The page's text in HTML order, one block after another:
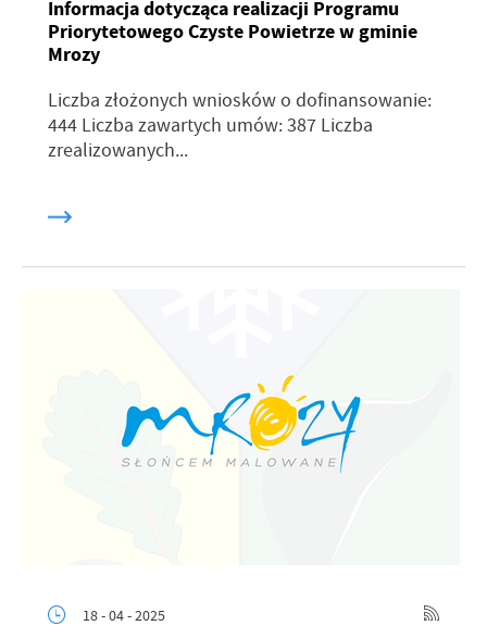
Informacja dotycząca realizacji Programu
Priorytetowego Czyste Powietrze w gminie
Mrozy
Liczba złożonych wniosków o dofinansowanie:
444 Liczba zawartych umów: 387 Liczba
zrealizowanych...
18 - 04 - 2025